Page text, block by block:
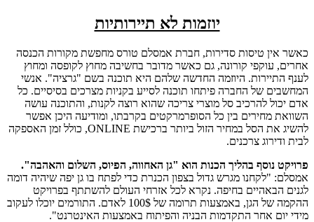
יוזמות לא תיירותיות
כאשר אין טיסות סדירות, חברת אמסלם טורס מחפשת מקורות הכנסה
אחרים, עוקפי קורונה, גם כאשר מדובר בחשיבה מחוץ לקופסה ומחוץ
לענף התיירות. היוזמה החדשה שלהם היא תוכנה בשם "גרציה". אנשי
המחשבים של החברה פיתחו תוכנה לסייע בקניות מצרכים בסיסיים. כל
אדם יכול להרכיב סל מוצרי צריכה שהוא רוצה לקנות, והתוכנה עושה
השוואת מחירים בין כל הסופרמרקטים בקרבתו, ומודיעה היכן אפשר
להשיג את הסל במחיר הזול ביותר ברכישת ONLINE, כולל זמן האספקה
לבית ודירוג צרכנים.
פרויקט נוסף בהליך הכנות הוא "גן האחווה, הפיוס, השלום והאהבה".
אמסלם: "לקחנו מגרש גדול בצפון הכנרת כדי לפתח בו גן יפה שיהיה דומה
לגנים הבאהיים בחיפה. נקרא לכל אזרחי העולם להשתתף בפרויקט
ההקמה של הגן, באמצעות תרומה של 100$ לאדם. התורמים יוכלו לעקוב
מידי יום אחר התקדמות הבניה והפיתוח באמצעות האינטרנט".